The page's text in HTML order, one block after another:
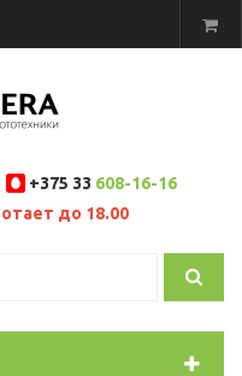
+375 33 608-16-16
до 18.00